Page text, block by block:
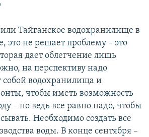
Тайганское водохранилище в
это не решает проблему – это
дает облегчение лишь
на перспективу надо
собой водохранилища и
чтобы иметь возможность
– но ведь все равно надо, чтобы
Необходимо создать все
воды. В конце сентября –